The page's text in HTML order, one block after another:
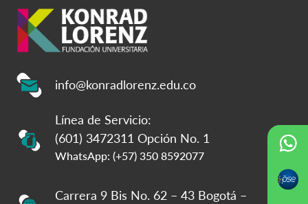
info@konradlorenz.edu.co
Línea de Servicio:
(601) 3472311 Opción No. 1
WhatsApp: (+57) 350 8592077
Carrera 9 Bis No. 62 – 43 Bogotá –